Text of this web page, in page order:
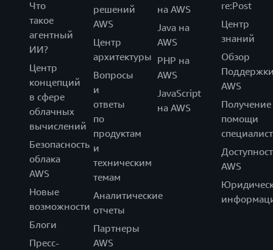
Что
такое
агентный
ИИ?
Центр
концепций
в сфере
облачных
вычислений
Безопасность
облака
AWS
Новые
возможности
Блоги
Пресс-
решений
AWS
Центр
архитектуры
Вопросы
и
ответы
по
продуктам
и
техническим
темам
Аналитические
отчеты
Партнеры
AWS
на AWS
Java на
AWS
PHP на
AWS
JavaScript
на AWS
re:Post
Центр
знаний
Обзор
AWS
Получение
помощи
AWS